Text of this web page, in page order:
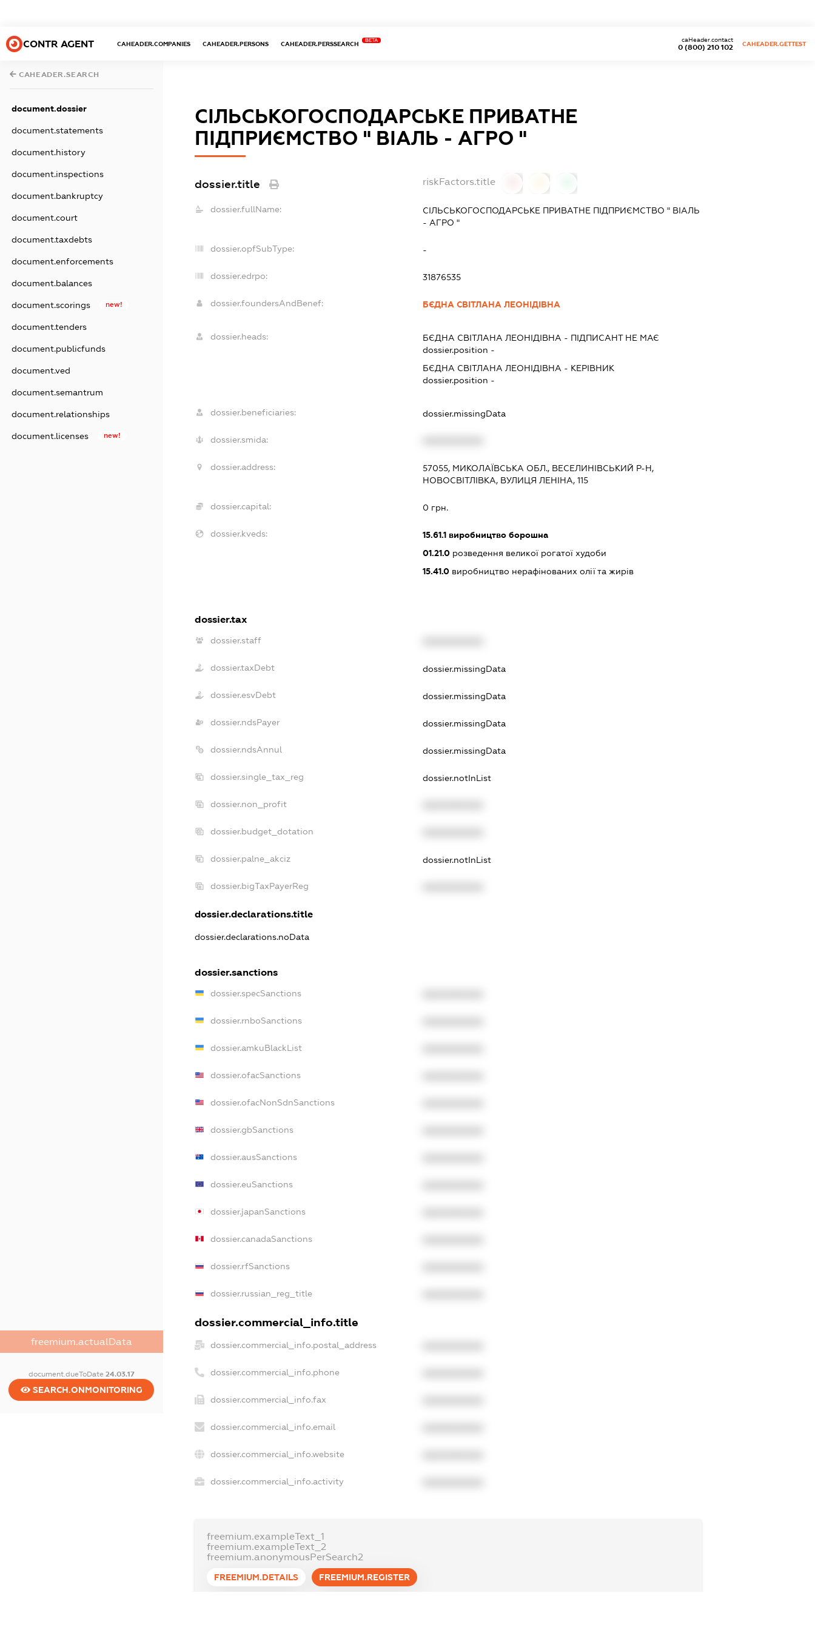
CONTR AGENT CAHEADER.COMPANIES CAHEADER.PERSONS CAHEADER.PERSSEARCH
BETA
0 (800) 210 102
caHeader.contact
CAHEADER.GETTEST
CAHEADER.SEARCH
document.dossier
document.statements
document.history
document.inspections
document.bankruptcy
document.court
document.taxdebts
document.enforcements
document.balances
document.scorings new!
document.tenders
document.publicfunds
document.ved
document.semantrum
document.relationships
document.licenses new!
freemium.actualData
document.dueToDate 24.03.17
SEARCH.ONMONITORING
СІЛЬСЬКОГОСПОДАРСЬКЕ ПРИВАТНЕ
ПІДПРИЄМСТВО " ВІАЛЬ - АГРО "
dossier.title riskFactors.title
dossier.fullName:
СІЛЬСЬКОГОСПОДАРСЬКЕ ПРИВАТНЕ ПІДПРИЄМСТВО " ВІАЛЬ
- АГРО "
dossier.opfSubType: -
dossier.edrpo: 31876535
dossier.foundersAndBenef: БЄДНА СВІТЛАНА ЛЕОНІДІВНА
dossier.heads: БЄДНА СВІТЛАНА ЛЕОНІДІВНА - ПІДПИСАНТНЕ МАЄ
dossier.position -
БЄДНА СВІТЛАНА ЛЕОНІДІВНА - КЕРІВНИК
dossier.position -
dossier.beneficiaries: dossier.missingData
dossier.smida:
dossier.address:
57055, МИКОЛАЇВСЬКА ОБЛ., ВЕСЕЛИНІВСЬКИЙ Р-Н,
НОВОСВІТЛІВКА, ВУЛИЦЯ ЛЕНІНА, 115
dossier.capital: 0 грн.
dossier.kveds: 15.61.1 виробництво борошна
01.21.0 розведення великої рогатої худоби
15.41.0 виробництво нерафінованих олії та жирів
dossier.tax
dossier.staff
dossier.taxDebt dossier.missingData
dossier.esvDebt dossier.missingData
dossier.ndsPayer dossier.missingData
dossier.ndsAnnul dossier.missingData
dossier.single_tax_reg dossier.notInList
dossier.non_profit
dossier.budget_dotation
dossier.palne_akciz dossier.notInList
dossier.bigTaxPayerReg
dossier.declarations.title
dossier.declarations.noData
dossier.sanctions
dossier.specSanctions
dossier.rnboSanctions
dossier.amkuBlackList
dossier.ofacSanctions
dossier.ofacNonSdnSanctions
dossier.gbSanctions
dossier.ausSanctions
dossier.euSanctions
dossier.japanSanctions
dossier.canadaSanctions
dossier.rfSanctions
dossier.russian_reg_title
dossier.commercial_info.title
dossier.commercial_info.postal_address
dossier.commercial_info.phone
dossier.commercial_info.fax
dossier.commercial_info.email
dossier.commercial_info.website
dossier.commercial_info.activity
freemium.exampleText_1
freemium.exampleText_2
freemium.anonymousPerSearch2
FREEMIUM.DETAILS FREEMIUM.REGISTER